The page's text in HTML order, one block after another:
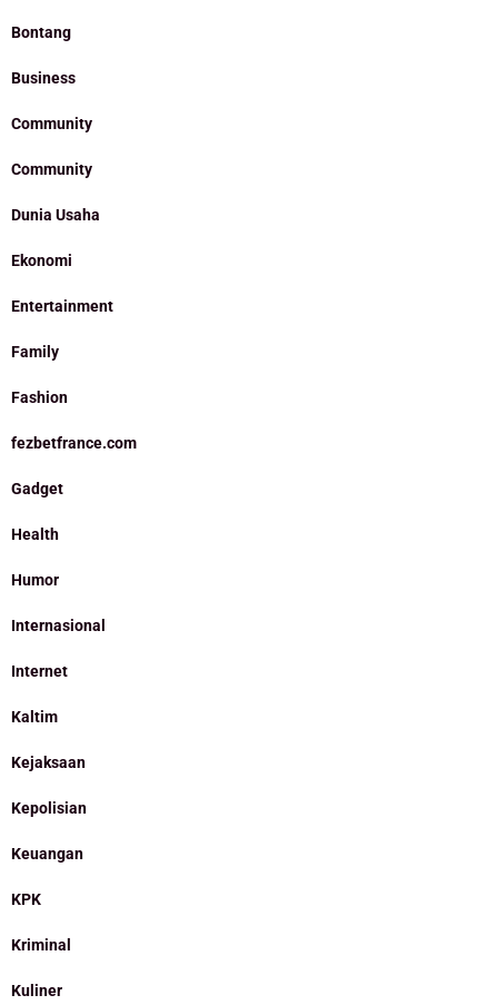
Bontang
Business
Community
Community
Dunia Usaha
Ekonomi
Entertainment
Family
Fashion
fezbetfrance.com
Gadget
Health
Humor
Internasional
Internet
Kaltim
Kejaksaan
Kepolisian
Keuangan
KPK
Kriminal
Kuliner